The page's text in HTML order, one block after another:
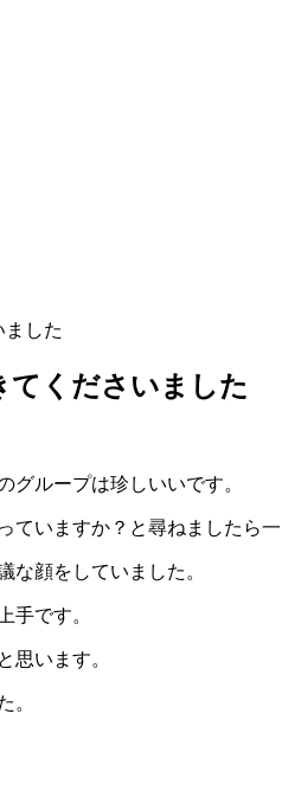
した
てくださいました
グループは珍しいいです。
いますか？と尋ねましたら一
な顔をしていました。
手です。
思います。
。